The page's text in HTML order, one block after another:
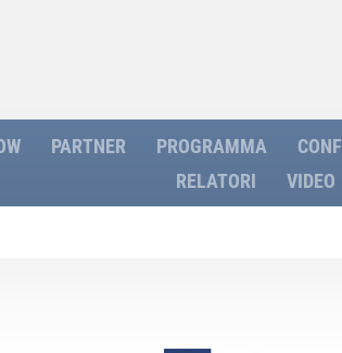
PARTNER PROGRAMMA
RELATORI
VIDEO